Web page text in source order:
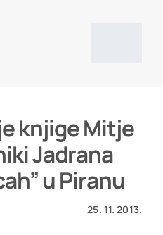
knjige Mitje
Jadrana
u Piranu
25. 11. 2013.